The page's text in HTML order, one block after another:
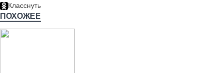
Класснуть
ПОХОЖЕЕ